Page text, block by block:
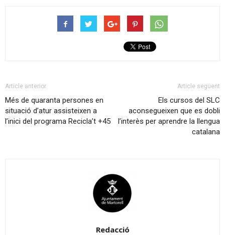
Article anterior
Més de quaranta persones en
situació d’atur assisteixen a
l’inici del programa Recicla’t +45
Article següent
Els cursos del SLC
aconsegueixen que es dobli
l’interès per aprendre la llengua
catalana
Redacció